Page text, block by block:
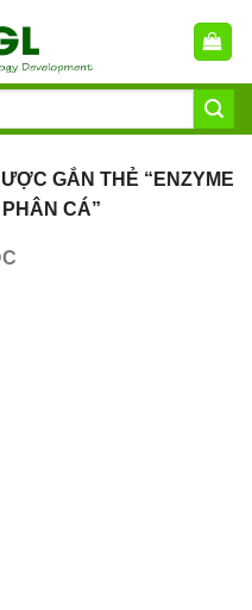
GẮN THẺ “ENZYME
CÁ”